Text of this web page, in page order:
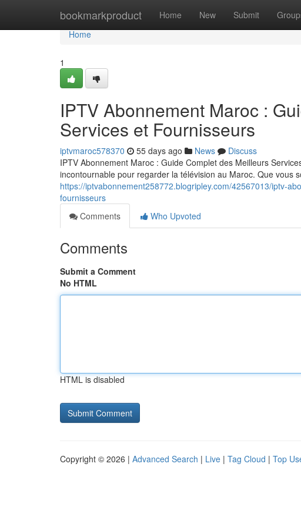
bookmarkproduct Home New Submit
Home
Home
1
IPTV Abonnement Maroc :
Services et Fournisseurs
iptvmaroc578370 55 days ago News
Discuss
IPTV Abonnement Maroc : Guide Complet des Meilleurs
incontournable pour regarder la télévision au Maroc. Que vous
https://iptvabonnement258772.blogripley.com/42567013/iptv-
fournisseurs
Comments
Who Upvoted
Comments
Submit a Comment
No HTML
HTML is disabled
Copyright © 2026 | Advanced Search | Live | Tag Cloud | Top